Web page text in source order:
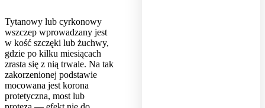
Tytanowy lub cyrkonowy
wszczep wprowadzany jest
w kość szczęki lub żuchwy,
gdzie po kilku miesiącach
zrasta się z nią trwale. Na tak
zakorzenionej podstawie
mocowana jest korona
protetyczna, most lub